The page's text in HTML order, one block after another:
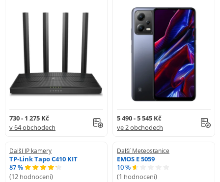
730 - 1 275 Kč
v 64 obchodech
5 490 - 5 545 Kč
ve 2 obchodech
Další IP kamery
TP-Link Tapo C410 KIT
87 %
(12 hodnocení)
Další Meteostanice
EMOS E 5059
10 %
(1 hodnocení)